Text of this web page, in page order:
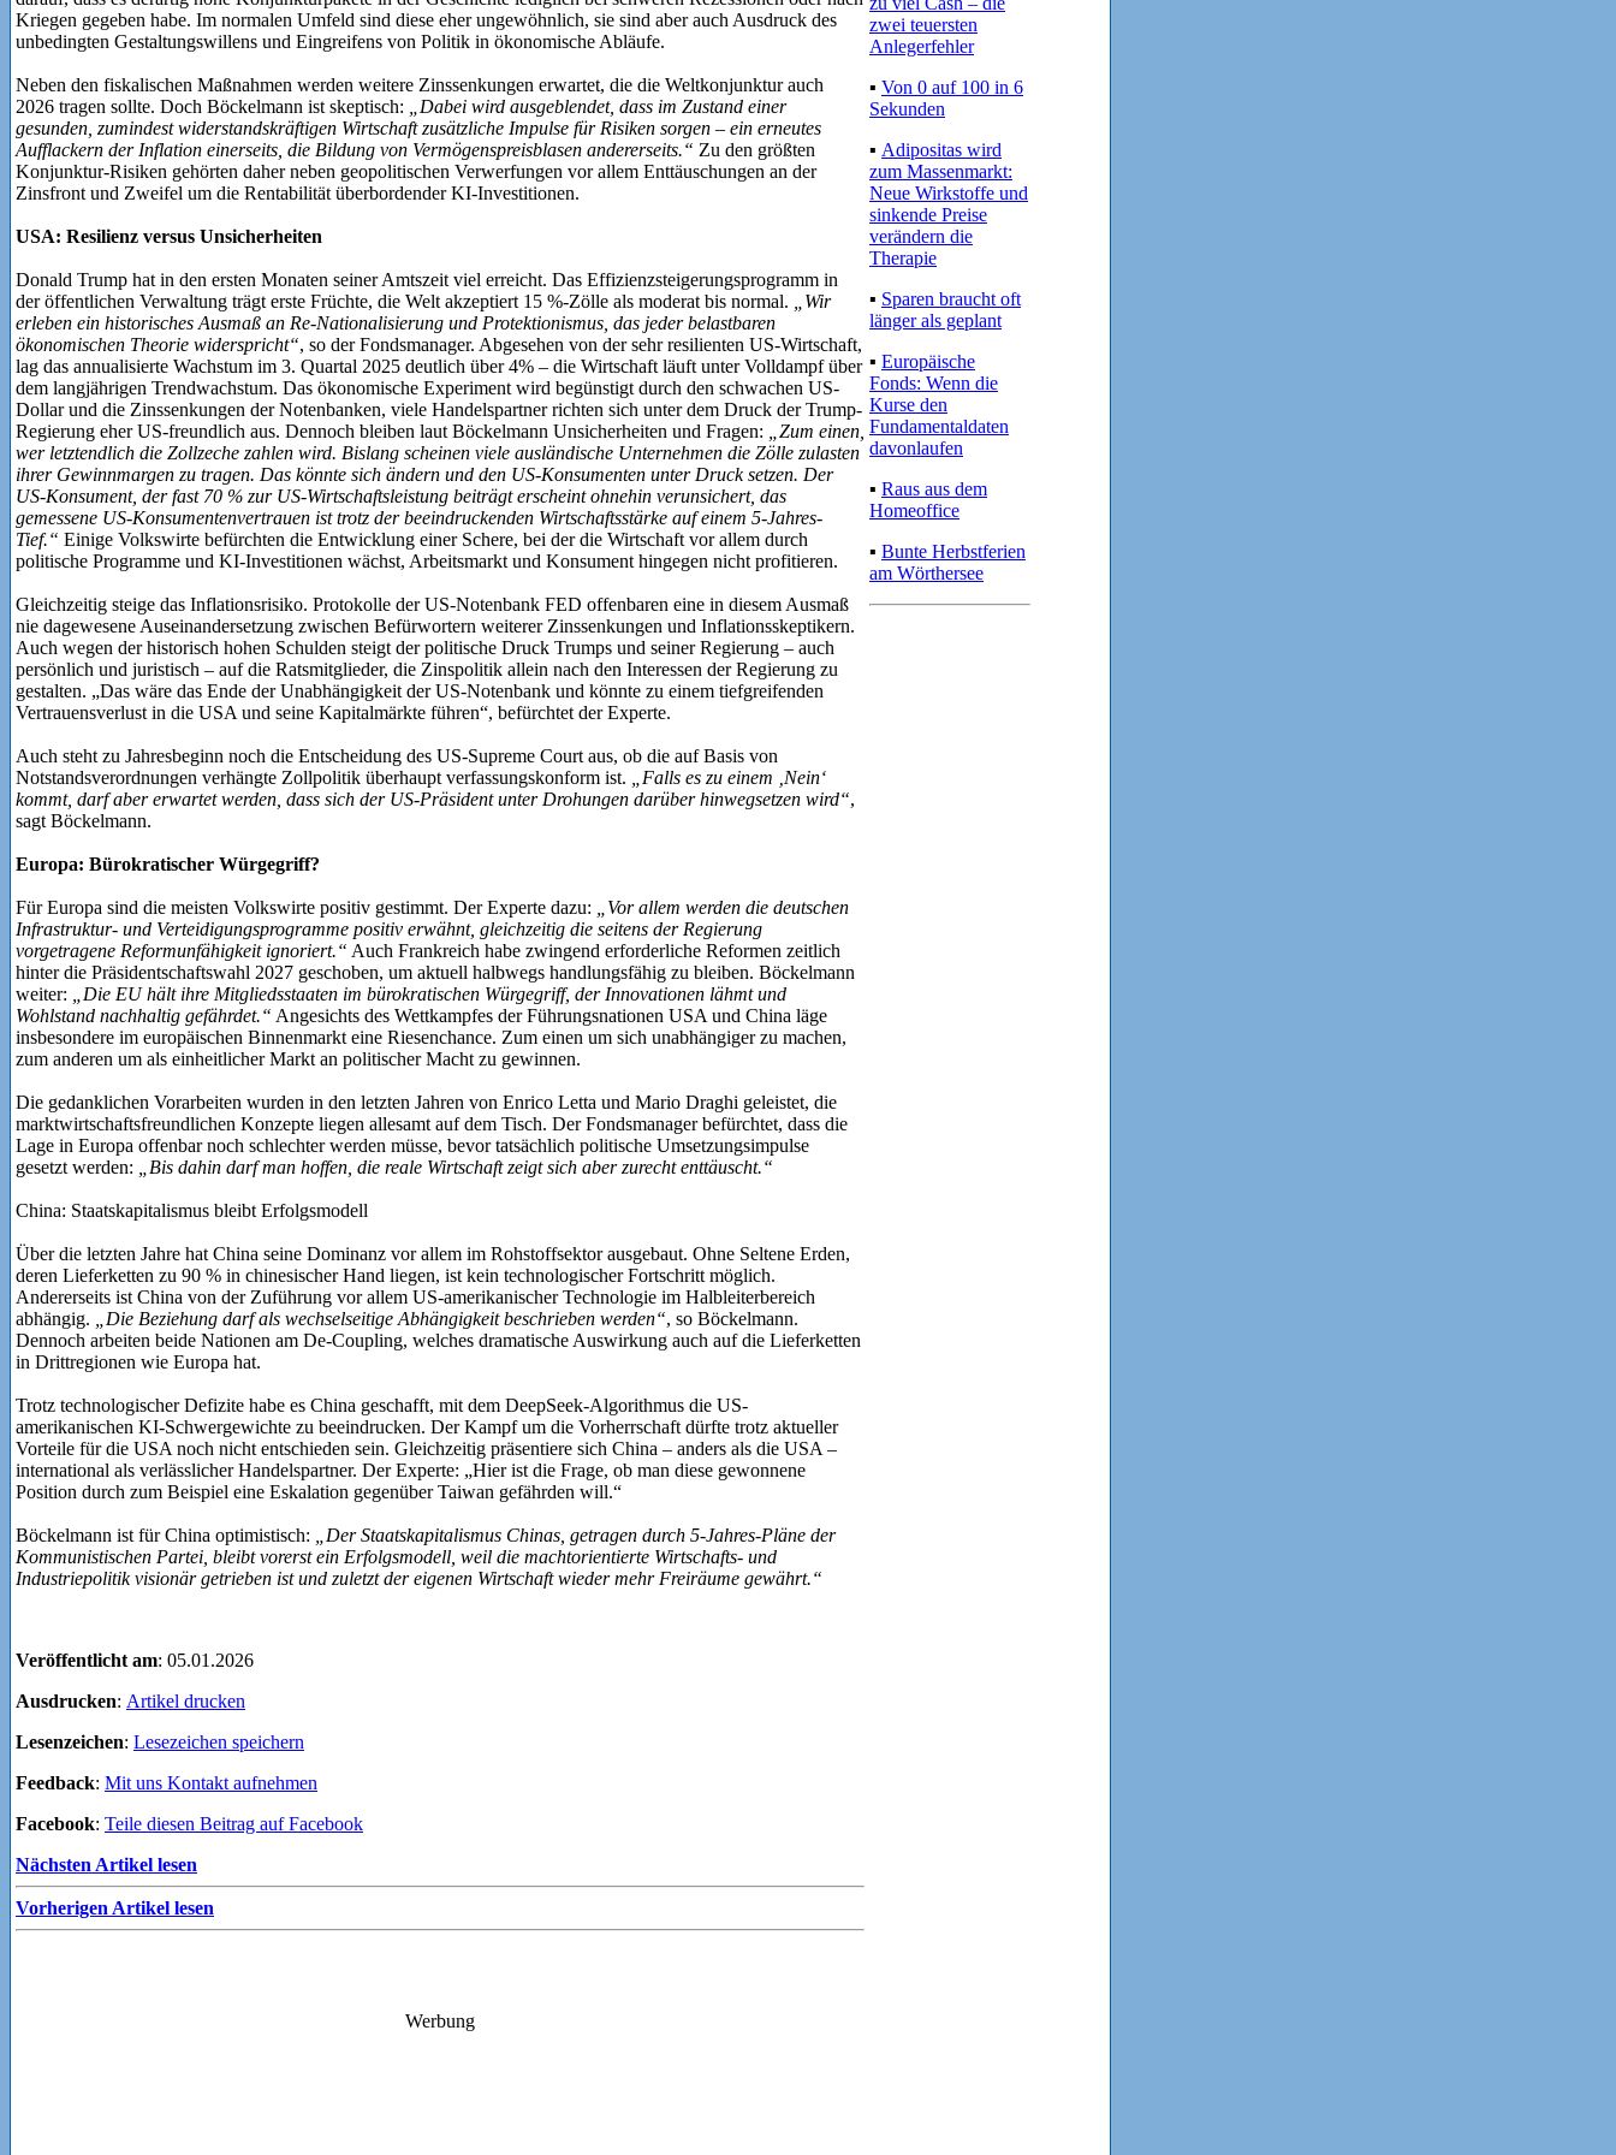
Kriegen gegeben habe. Im normalen Umfeld sind diese eher ungewöhnlich, sie sind aber auch Ausdruck des
unbedingten Gestaltungswillens und Eingreifens von Politik in ökonomische Abläufe.
Neben den fiskalischen Maßnahmen werden weitere Zinssenkungen erwartet, die die Weltkonjunktur auch
2026 tragen sollte. Doch Böckelmann ist skeptisch:
„Dabei wird ausgeblendet, dass im Zustand einer
gesunden, zumindest widerstandskräftigen Wirtschaft zusätzliche Impulse für Risiken sorgen – ein erneutes
Aufflackern der Inflation einerseits, die Bildung von Vermögenspreisblasen andererseits.“ Zu den größten
Konjunktur-Risiken gehörten daher neben geopolitischen Verwerfungen vor allem Enttäuschungen an der
Zinsfront und Zweifel um die Rentabilität überbordender KI-Investitionen.
USA: Resilienz versus Unsicherheiten
Donald Trump hat in den ersten Monaten seiner Amtszeit viel erreicht. Das Effizienzsteigerungsprogramm in
der öffentlichen Verwaltung trägt erste Früchte, die Welt akzeptiert 15 %-Zölle als moderat bis normal. „Wir
erleben ein historisches Ausmaß an Re-Nationalisierung und Protektionismus, das jeder belastbaren
ökonomischen Theorie widerspricht“, so der Fondsmanager. Abgesehen von der sehr resilienten US-Wirtschaft,
lag das annualisierte Wachstum im 3. Quartal 2025 deutlich über 4% – die Wirtschaft läuft unter Volldampf über
dem langjährigen Trendwachstum. Das ökonomische Experiment wird begünstigt durch den schwachen US-
Dollar und die Zinssenkungen der Notenbanken, viele Handelspartner richten sich unter dem Druck der Trump-
Regierung eher US-freundlich aus. Dennoch bleiben laut Böckelmann Unsicherheiten und Fragen:
„Zum einen,
wer letztendlich die Zollzeche zahlen wird. Bislang scheinen viele ausländische Unternehmen die Zölle zulasten
ihrer Gewinnmargen zu tragen. Das könnte sich ändern und den US-Konsumenten unter Druck setzen. Der
US-Konsument, der fast 70 % zur US-Wirtschaftsleistung beiträgt erscheint ohnehin verunsichert, das
gemessene US-Konsumentenvertrauen ist trotz der beeindruckenden Wirtschaftsstärke auf einem 5-Jahres-
Tief.“ Einige Volkswirte befürchten die Entwicklung einer Schere, bei der die Wirtschaft vor allem durch
politische Programme und KI-Investitionen wächst, Arbeitsmarkt und Konsument hingegen nicht profitieren.
Gleichzeitig steige das Inflationsrisiko. Protokolle der US-Notenbank FED offenbaren eine in diesem Ausmaß
nie dagewesene Auseinandersetzung zwischen Befürwortern weiterer Zinssenkungen und Inflationsskeptikern.
Auch wegen der historisch hohen Schulden steigt der politische Druck Trumps und seiner Regierung – auch
persönlich und juristisch – auf die Ratsmitglieder, die Zinspolitik allein nach den Interessen der Regierung zu
gestalten. „Das wäre das Ende der Unabhängigkeit der US-Notenbank und könnte zu einem tiefgreifenden
Vertrauensverlust in die USA und seine Kapitalmärkte führen“, befürchtet der Experte.
Auch steht zu Jahresbeginn noch die Entscheidung des US-Supreme Court aus, ob die auf Basis von
Notstandsverordnungen verhängte Zollpolitik überhaupt verfassungskonform ist.
„Falls es zu einem ‚Nein‘
kommt, darf aber erwartet werden, dass sich der US-Präsident unter Drohungen darüber hinwegsetzen wird“,
sagt Böckelmann.
Europa: Bürokratischer Würgegriff?
Für Europa sind die meisten Volkswirte positiv gestimmt. Der Experte dazu:
„Vor allem werden die deutschen
Infrastruktur- und Verteidigungsprogramme positiv erwähnt, gleichzeitig die seitens der Regierung
vorgetragene Reformunfähigkeit ignoriert.“ Auch Frankreich habe zwingend erforderliche Reformen zeitlich
hinter die Präsidentschaftswahl 2027 geschoben, um aktuell halbwegs handlungsfähig zu bleiben. Böckelmann
weiter:
„Die EU hält ihre Mitgliedsstaaten im bürokratischen Würgegriff, der Innovationen lähmt und
Wohlstand nachhaltig gefährdet.“ Angesichts des Wettkampfes der Führungsnationen USA und China läge
insbesondere im europäischen Binnenmarkt eine Riesenchance. Zum einen um sich unabhängiger zu machen,
zum anderen um als einheitlicher Markt an politischer Macht zu gewinnen.
Die gedanklichen Vorarbeiten wurden in den letzten Jahren von Enrico Letta und Mario Draghi geleistet, die
marktwirtschaftsfreundlichen Konzepte liegen allesamt auf dem Tisch. Der Fondsmanager befürchtet, dass die
Lage in Europa offenbar noch schlechter werden müsse, bevor tatsächlich politische Umsetzungsimpulse
gesetzt werden:
„Bis dahin darf man hoffen, die reale Wirtschaft zeigt sich aber zurecht enttäuscht.“
China: Staatskapitalismus bleibt Erfolgsmodell
Über die letzten Jahre hat China seine Dominanz vor allem im Rohstoffsektor ausgebaut. Ohne Seltene Erden,
deren Lieferketten zu 90 % in chinesischer Hand liegen, ist kein technologischer Fortschritt möglich.
Andererseits ist China von der Zuführung vor allem US-amerikanischer Technologie im Halbleiterbereich
abhängig.
„Die Beziehung darf als wechselseitige Abhängigkeit beschrieben werden“, so Böckelmann.
Dennoch arbeiten beide Nationen am De-Coupling, welches dramatische Auswirkung auch auf die Lieferketten
in Drittregionen wie Europa hat.
Trotz technologischer Defizite habe es China geschafft, mit dem DeepSeek-Algorithmus die US-
amerikanischen KI-Schwergewichte zu beeindrucken. Der Kampf um die Vorherrschaft dürfte trotz aktueller
Vorteile für die USA noch nicht entschieden sein. Gleichzeitig präsentiere sich China – anders als die USA –
international als verlässlicher Handelspartner. Der Experte: „Hier ist die Frage, ob man diese gewonnene
Position durch zum Beispiel eine Eskalation gegenüber Taiwan gefährden will.“
Böckelmann ist für China optimistisch:
„Der Staatskapitalismus Chinas, getragen durch 5-Jahres-Pläne der
Kommunistischen Partei, bleibt vorerst ein Erfolgsmodell, weil die machtorientierte Wirtschafts- und
Industriepolitik visionär getrieben ist und zuletzt der eigenen Wirtschaft wieder mehr Freiräume gewährt.“
Veröffentlicht am: 05.01.2026
Ausdrucken: Artikel drucken
Lesenzeichen: Lesezeichen speichern
Feedback: Mit uns Kontakt aufnehmen
Facebook: Teile diesen Beitrag auf Facebook
Nächsten Artikel lesen
Vorherigen Artikel lesen
zwei teuersten
Anlegerfehler
▪ Von 0 auf 100 in 6
Sekunden
▪ Adipositas wird
zum Massenmarkt:
Neue Wirkstoffe und
sinkende Preise
verändern die
Therapie
▪ Sparen braucht oft
länger als geplant
▪ Europäische
Fonds: Wenn die
Kurse den
Fundamentaldaten
davonlaufen
▪ Raus aus dem
Homeoffice
▪ Bunte Herbstferien
am Wörthersee
Werbung